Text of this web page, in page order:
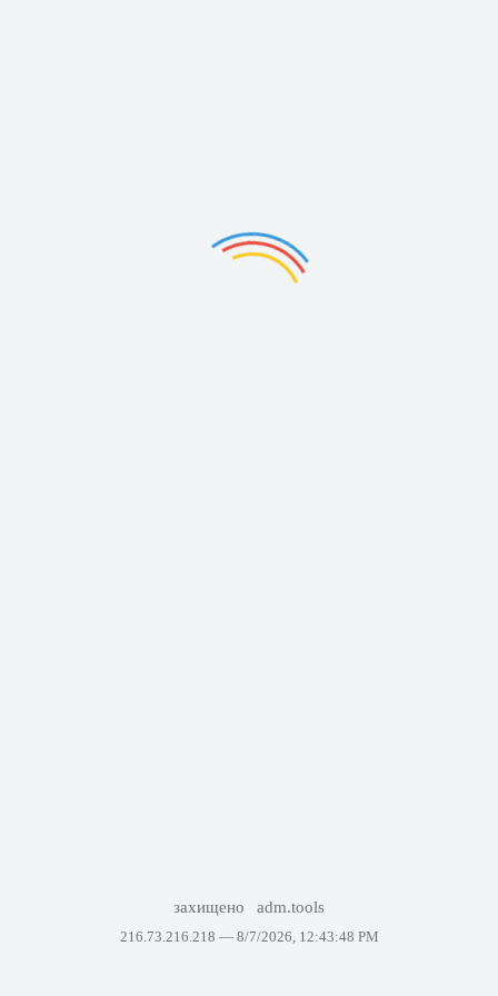
захищено adm.tools
216.73.216.218 — 8/7/2026, 12:43:48 PM